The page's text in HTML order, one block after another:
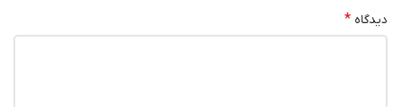
دیدگاه *